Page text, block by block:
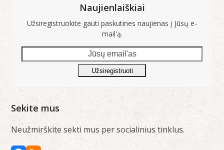
Naujienlaiškiai
Užsiregistruokite gauti paskutines naujienas į Jūsų e-
mail'ą.
email'as
Užsiregistruoti
Sekite mus
Neužmirškite sekti mus per socialinius tinklus.